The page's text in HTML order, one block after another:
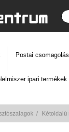
Postai
ipari termékek
/ Kétoldalú